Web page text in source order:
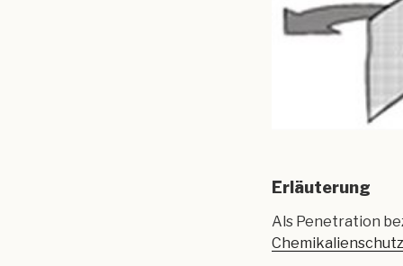
Erläuterung
Als Penetration